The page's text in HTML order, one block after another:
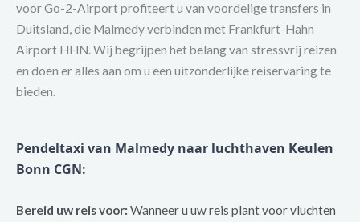
voor Go-2-Airport profiteert u van voordelige transfers in
Duitsland, die Malmedy verbinden met Frankfurt-Hahn
Airport HHN. Wij begrijpen het belang van stressvrij reizen
en doen er alles aan om u een uitzonderlijke reiservaring te
bieden.
Pendeltaxi van Malmedy naar luchthaven Keulen
Bonn CGN:
Bereid uw reis voor: Wanneer u uw reis plant voor vluchten